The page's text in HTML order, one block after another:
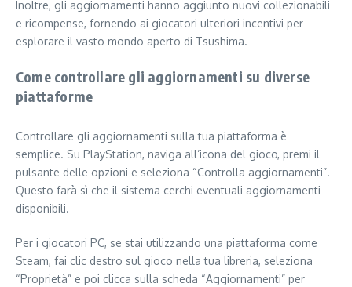
Inoltre, gli aggiornamenti hanno aggiunto nuovi collezionabili
e ricompense, fornendo ai giocatori ulteriori incentivi per
esplorare il vasto mondo aperto di Tsushima.
Come controllare gli aggiornamenti su diverse
piattaforme
Controllare gli aggiornamenti sulla tua piattaforma è
semplice. Su PlayStation, naviga all’icona del gioco, premi il
pulsante delle opzioni e seleziona “Controlla aggiornamenti”.
Questo farà sì che il sistema cerchi eventuali aggiornamenti
disponibili.
Per i giocatori PC, se stai utilizzando una piattaforma come
Steam, fai clic destro sul gioco nella tua libreria, seleziona
“Proprietà” e poi clicca sulla scheda “Aggiornamenti” per